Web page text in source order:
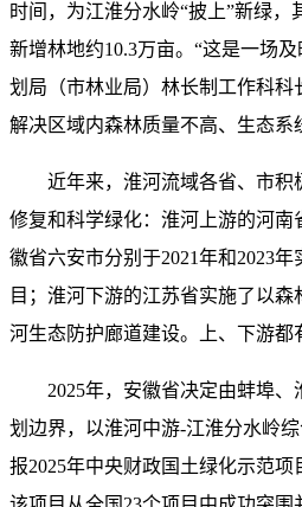
时间，为江淮分水岭“披上”新绿，
新增林地约10.3万亩。“这是一场
划局（市林业局）林长制工作科
解决区域内森林质量不高、生态系
近年来，淮河流域各省、市积
修复和科学绿化：淮河上游的河南
徽省六安市分别于2021年和2023
目；淮河下游的江苏省实施了以
河生态防护廊道建设。上、下游都
2025年，安徽省决定由蚌埠
划边界，以淮河中游-江淮分水岭
报2025年中央财政国土绿化示范项